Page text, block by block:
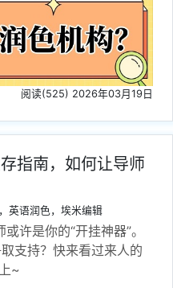
阅读(525) 2026年03月19日
指南，如何让导师
英语润色，埃米编辑
许是你的“开挂神器”。
支持？快来看过来人的
~